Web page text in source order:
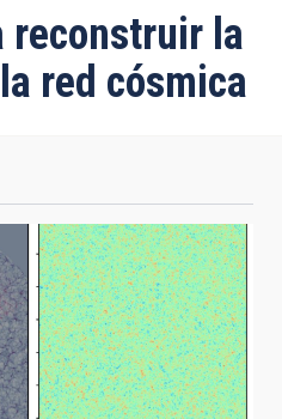
reconstruir la
red cósmica